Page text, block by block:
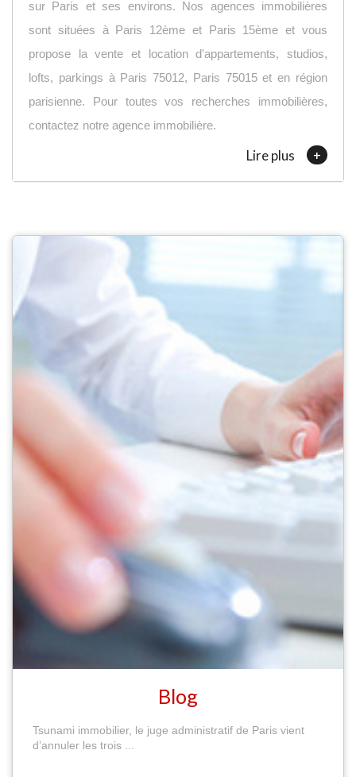
sur Paris et ses environs. Nos agences immobilières
sont situées à Paris 12ème et Paris 15ème et vous
propose la vente et location d'appartements, studios,
lofts, parkings à Paris 75012, Paris 75015 et en région
parisienne. Pour toutes vos recherches immobilières,
contactez notre agence immobilière.
Lire plus +
Blog
Tsunami immobilier, le juge administratif de Paris vient
d’annuler les trois ...